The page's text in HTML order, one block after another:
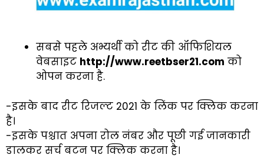
सबसे पहले अभ्यर्थी को रीट की ऑफिशियल
वेबसाइट http://www.reetbser21.com को
ओपन करना है.
-इसके बाद रीट रिजल्ट 2021 के लिंक पर क्लिक करना
है।
-इसके पश्चात अपना रोल नंबर और पूछी गई जानकारी
डालकर सर्च बटन पर क्लिक करना है।